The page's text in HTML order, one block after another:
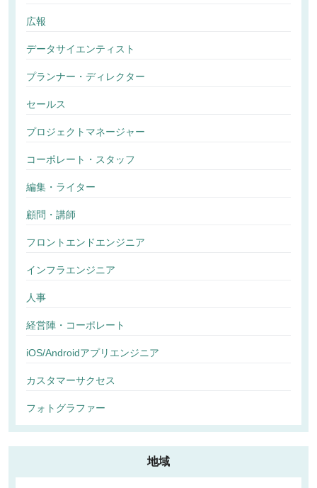
広報
データサイエンティスト
プランナー・ディレクター
セールス
プロジェクトマネージャー
コーポレート・スタッフ
編集・ライター
顧問・講師
フロントエンドエンジニア
インフラエンジニア
人事
経営陣・コーポレート
iOS/Androidアプリエンジニア
カスタマーサクセス
フォトグラファー
地域